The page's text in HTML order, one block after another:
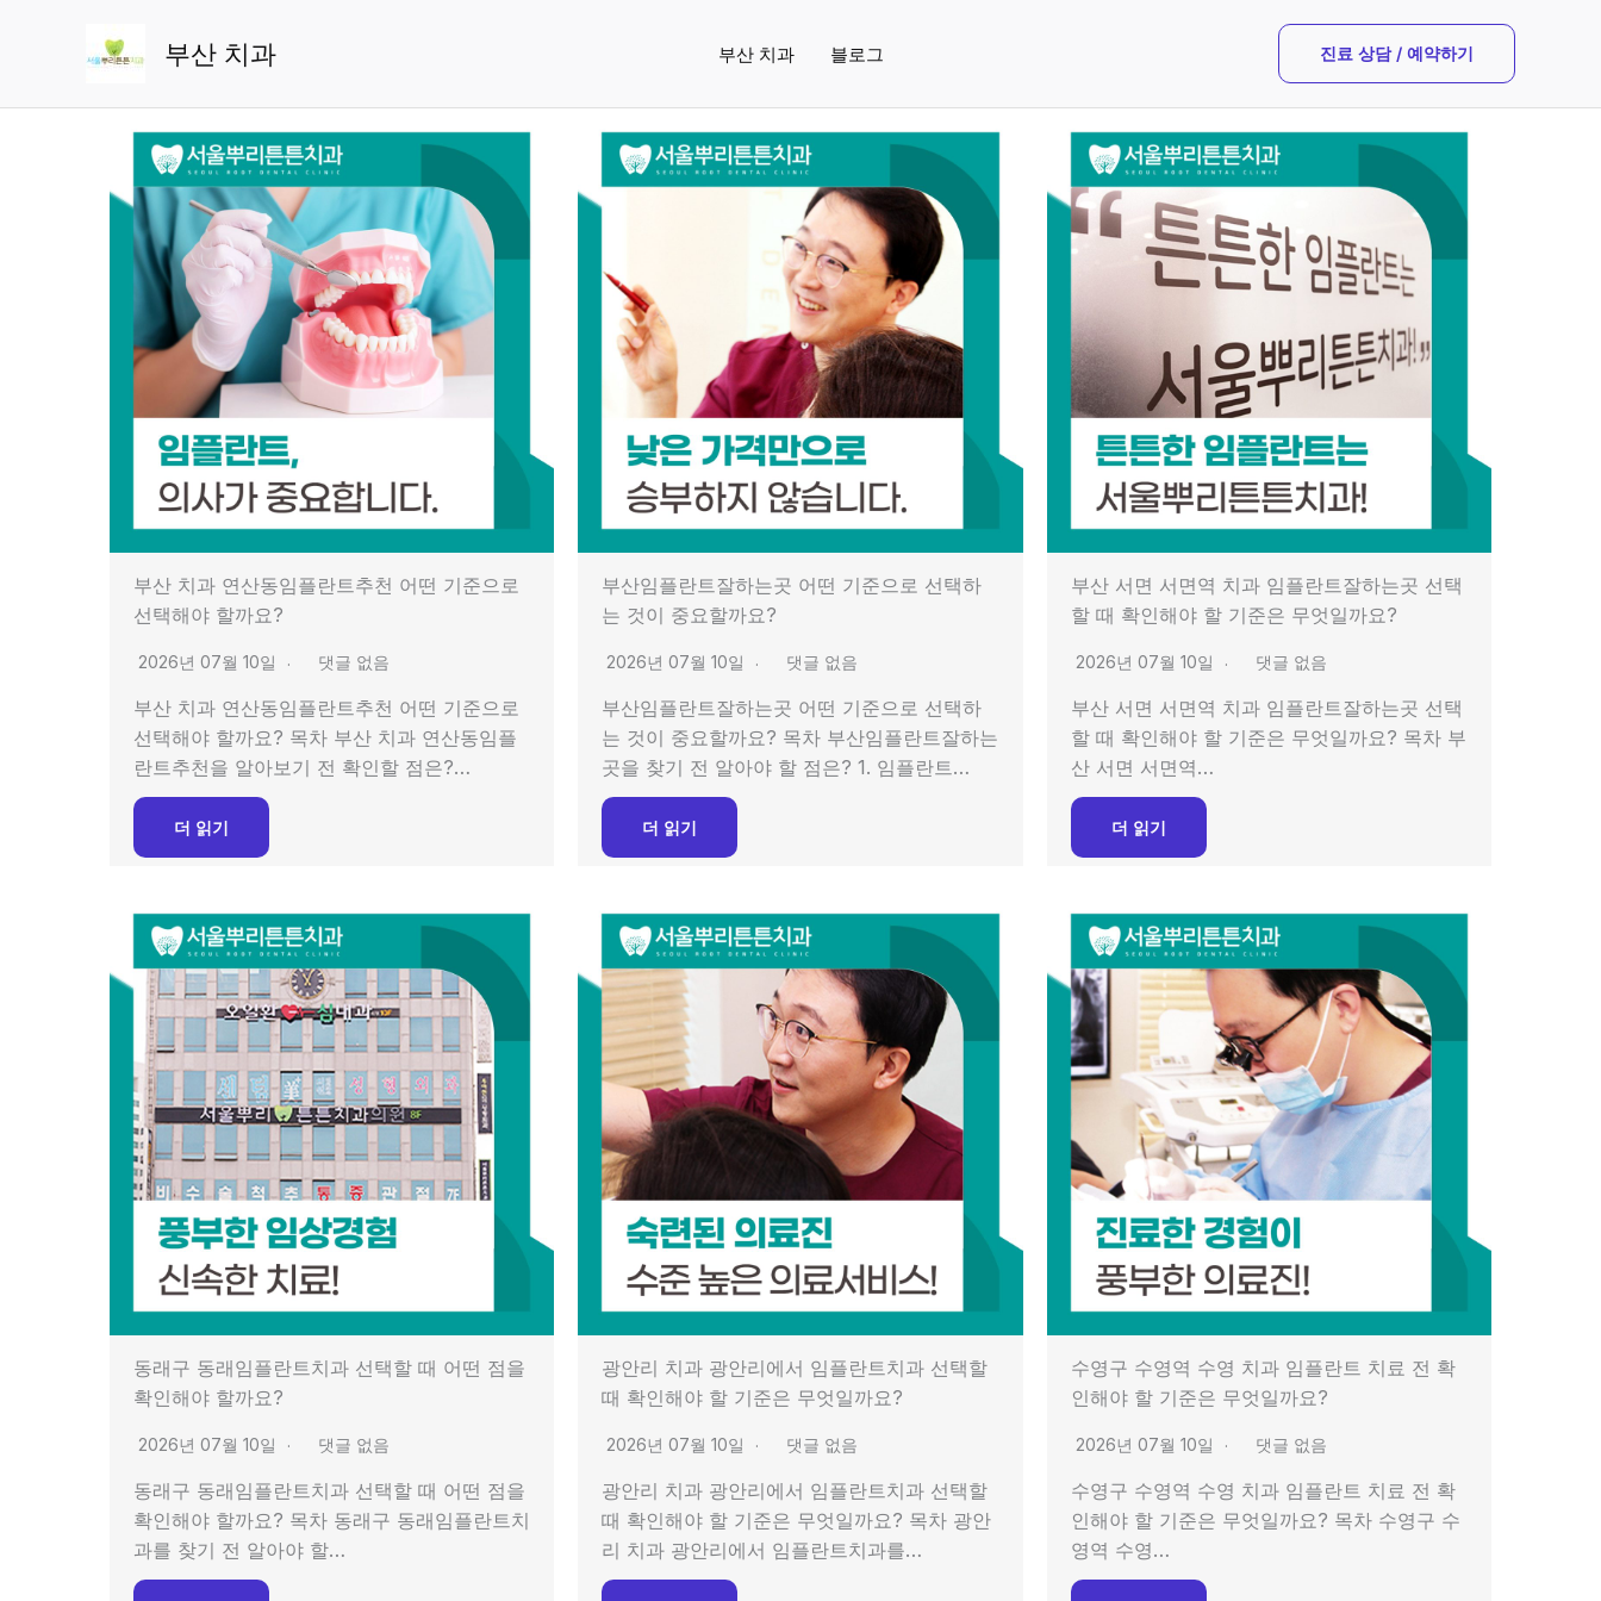
로
부산 치과 부산 치과 블로그 진료 상담 / 예약하기
부산 치과 연산동임플란트추천 어떤 기준으로
선택해야 할까요?
2026년 07월 10일 댓글 없음
부산 치과 연산동임플란트추천 어떤 기준으로
선택해야 할까요? 목차 부산 치과 연산동임플
란트추천을 알아보기 전 확인할 점은?…
더 읽기
부산임플란트잘하는곳 어떤 기준으로 선택하
는 것이 중요할까요?
2026년 07월 10일 댓글 없음
부산임플란트잘하는곳 어떤 기준으로 선택하
는 것이 중요할까요? 목차 부산임플란트잘하는
곳을 찾기 전 알아야 할 점은? 1. 임플란트…
더 읽기
부산 서면 서면역 치과 임플란트잘하는곳 선택
할 때 확인해야 할 기준은 무엇일까요?
2026년 07월 10일 댓글 없음
부산 서면 서면역 치과 임플란트잘하는곳 선택
할 때 확인해야 할 기준은 무엇일까요? 목차 부
산 서면 서면역…
더 읽기
동래구 동래임플란트치과 선택할 때 어떤 점을
확인해야 할까요?
2026년 07월 10일 댓글 없음
동래구 동래임플란트치과 선택할 때 어떤 점을
확인해야 할까요? 목차 동래구 동래임플란트치
과를 찾기 전 알아야 할…
광안리 치과 광안리에서 임플란트치과 선택할
때 확인해야 할 기준은 무엇일까요?
2026년 07월 10일 댓글 없음
광안리 치과 광안리에서 임플란트치과 선택할
때 확인해야 할 기준은 무엇일까요? 목차 광안
리 치과 광안리에서 임플란트치과를…
수영구 수영역 수영 치과 임플란트 치료 전 확
인해야 할 기준은 무엇일까요?
2026년 07월 10일 댓글 없음
수영구 수영역 수영 치과 임플란트 치료 전 확
인해야 할 기준은 무엇일까요? 목차 수영구 수
영역 수영…